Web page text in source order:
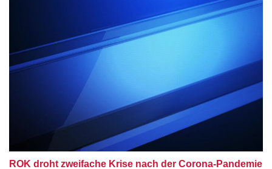
ROK droht zweifache Krise nach der Corona-Pandemie